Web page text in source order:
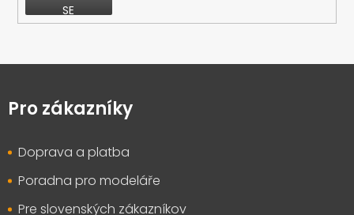
SE
pPro zákazníky
Doprava a platba
Poradna pro modeláře
Pre slovenských zákazníkov